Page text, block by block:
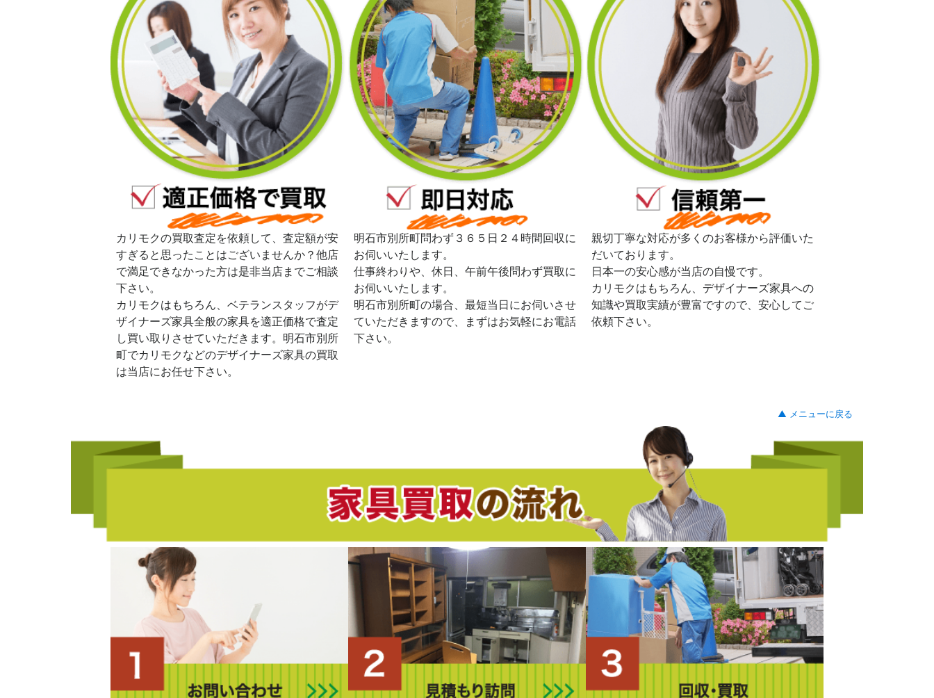
カリモクの買取査定を依頼して、査定額が安
すぎると思ったことはございませんか？他店
で満足できなかった方は是非当店までご相談
下さい。
カリモクはもちろん、ベテランスタッフがデ
ザイナーズ家具全般の家具を適正価格で査定
し買い取りさせていただきます。明石市別所
町でカリモクなどのデザイナーズ家具の買取
は当店にお任せ下さい。
明石市別所町問わず３６５日２４時間回収に
お伺いいたします。
仕事終わりや、休日、午前午後問わず買取に
お伺いいたします。
明石市別所町の場合、最短当日にお伺いさせ
ていただきますので、まずはお気軽にお電話
下さい。
親切丁寧な対応が多くのお客様から評価いた
だいております。
日本一の安心感が当店の自慢です。
カリモクはもちろん、デザイナーズ家具への
知識や買取実績が豊富ですので、安心してご
依頼下さい。
▲ メニューに戻る